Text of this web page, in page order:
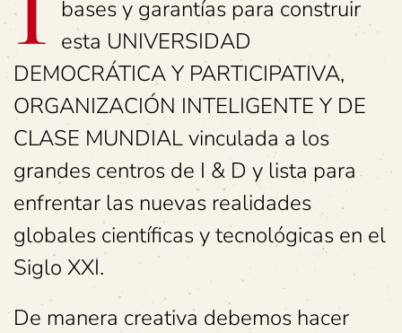
bases y garantías para construir
esta UNIVERSIDAD
DEMOCRÁTICA Y PARTICIPATIVA,
ORGANIZACIÓN INTELIGENTE Y DE
CLASE MUNDIAL vinculada a los
grandes centros de I & D y lista para
enfrentar las nuevas realidades
globales científicas y tecnológicas en el
Siglo XXI.
De manera creativa debemos hacer